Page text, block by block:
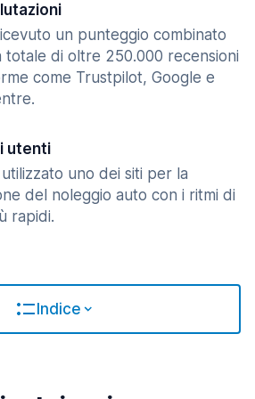
un punteggio combinato
totale di oltre 250.000 recensioni
come Trustpilot, Google e
utenti
utilizzato uno dei siti per la
del noleggio auto con i ritmi di
rapidi.
Indice